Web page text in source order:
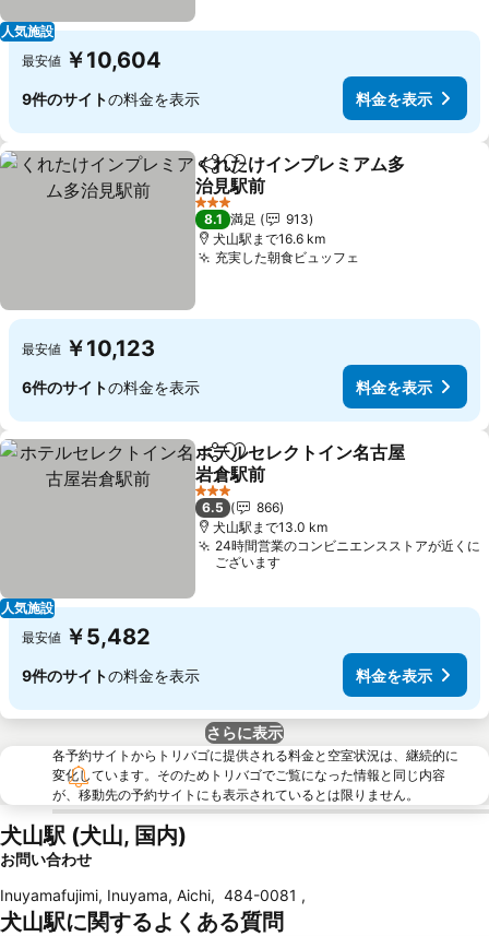
人気施設
最安値 ￥10,604
9件のサイトの料金を表示 料金を表示
シェアお気に入りに追加
くれたけインプレミアム多
治見駅前
3 ホテルのランク
8.1 満足
913
犬山駅まで16.6 km
充実した朝食ビュッフェ
最安値 ￥10,123
6件のサイトの料金を表示 料金を表示
人気施設
シェアお気に入りに追加
ホテルセレクトイン名古屋
岩倉駅前
3 ホテルのランク
6.5
866
犬山駅まで13.0 km
24時間営業のコンビニエンスストアが近くに
ございます
最安値 ￥5,482
9件のサイトの料金を表示 料金を表示
さらに表示
各予約サイトからトリバゴに提供される料金と空室状況は、継続的に
変化しています。そのためトリバゴでご覧になった情報と同じ内容
が、移動先の予約サイトにも表示されているとは限りません。
犬山駅 (犬山, 国内)
お問い合わせ
Inuyamafujimi, Inuyama, Aichi, 484-0081 ,
犬山駅に関するよくある質問